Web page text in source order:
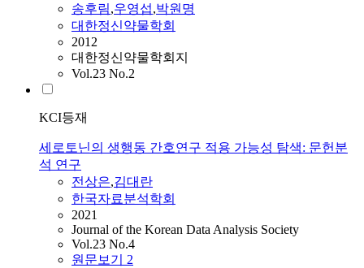
송후림,우영섭,박원명
대한정신약물학회
2012
대한정신약물학회지
Vol.23 No.2
KCI등재
세로토닌의 생행동 간호연구 적용 가능성 탐색: 문헌분
석 연구
전상은,김대란
한국자료분석학회
2021
Journal of the Korean Data Analysis Society
Vol.23 No.4
원문보기 2